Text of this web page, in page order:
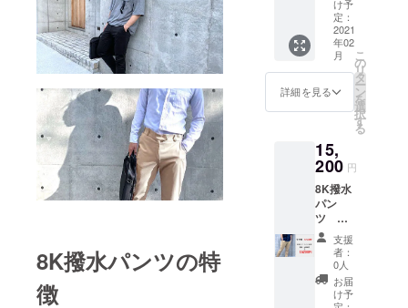
8K撥水パンツの特
徴
・取扱
説明書
け予
定：
2021
年02
月
詳細を見る
こ
の
リ
タ
ー
ン
を
選
択
す
る
15,
200 円
8K撥水
パン
ツ
5％OFF
・8K撥
水パン
ツ
カーキ
支援
者：
0人
お届
け予